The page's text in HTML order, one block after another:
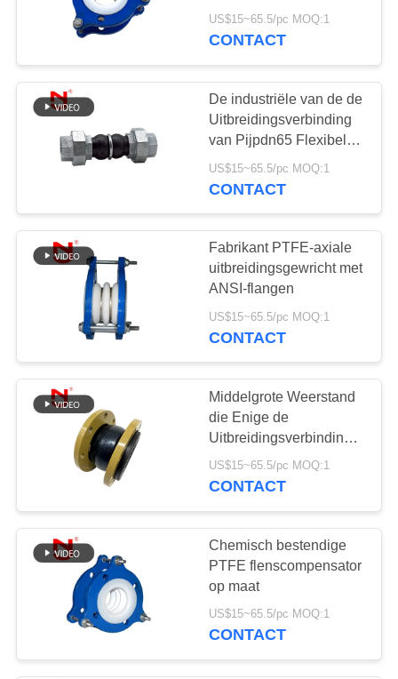
VERZOEK
OM EEN
CITAAT
SITEMAP
PRIVACYBELEID
roestvrijstalen flens
US$15~65.5/pc MOQ:1
CONTACT
De industriële van de de
Uitbreidingsverbinding
van Pijpdn65 Flexibele
Blaasbalgen
Geschroefte Unie
US$15~65.5/pc MOQ:1
CONTACT
Fabrikant PTFE-axiale
uitbreidingsgewricht met
ANSI-flangen
US$15~65.5/pc MOQ:1
CONTACT
Middelgrote Weerstand
die Enige de
Uitbreidingsverbinding
van Gebiedblaasbalgen
met Weerbestendigheid
US$15~65.5/pc MOQ:1
CONTACT
Chemisch bestendige
PTFE flenscompensator
op maat
US$15~65.5/pc MOQ:1
CONTACT